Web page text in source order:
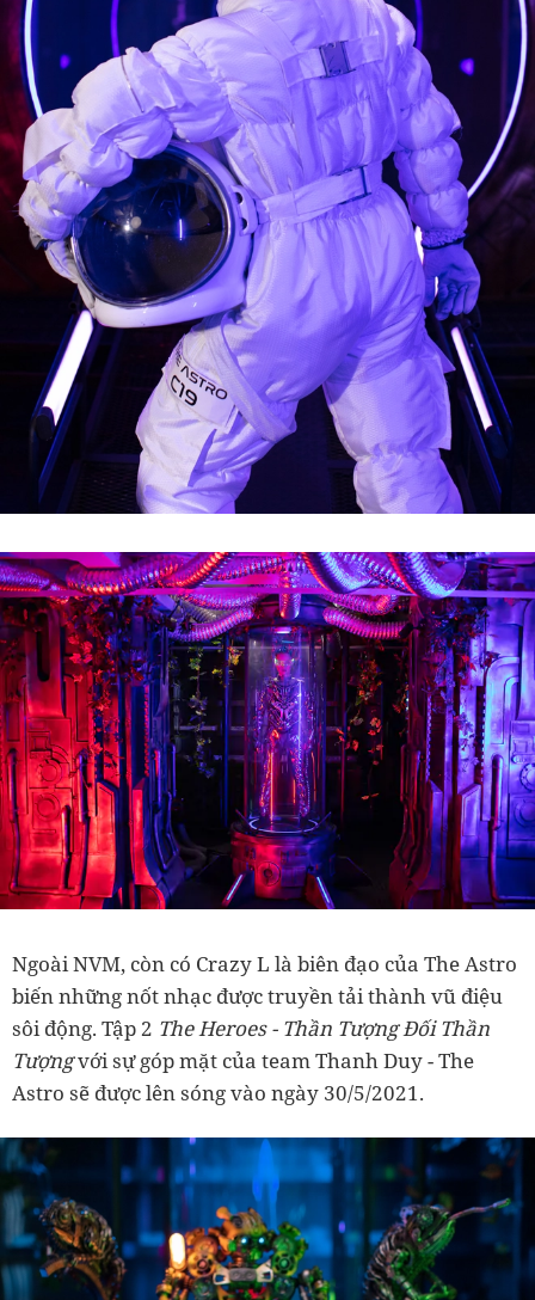
Ngoài NVM, còn có Crazy L là biên đạo của The Astro
biến những nốt nhạc được truyền tải thành vũ điệu
sôi động. Tập 2 The Heroes- Thần Tượng Đối Thần
Tượngvới sự góp mặt của team Thanh Duy - The
Astro sẽ được lên sóng vào ngày 30/5/2021.